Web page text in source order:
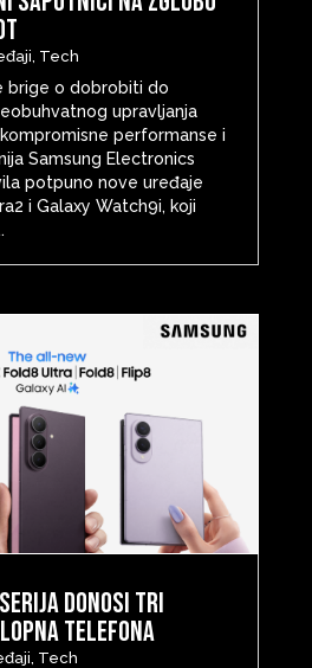
, Tech
brige o dobrobiti do
upravljanja
performanse i
Samsung Electronics
potpuno nove uređaje
i Galaxy Watch9i, koji
serija donosi tri
telefona
Tech